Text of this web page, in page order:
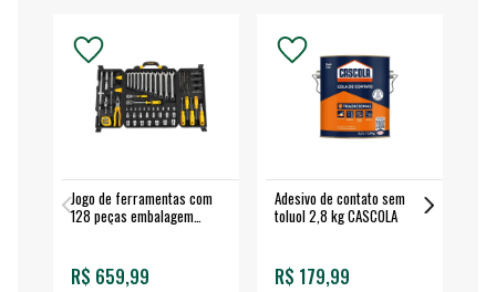
Jogo de ferramentas com
128 peças embalagem
R$ 659,99
Adesivo de contato sem
toluol 2,8 kg CASCOLA
R$ 179,99